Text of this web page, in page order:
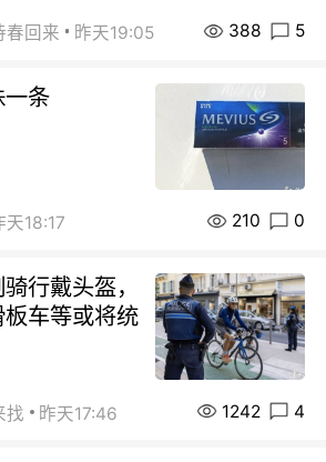
春回来 昨天19:05 388 5
一条
天18:17 210 0
行戴头盔，
车等或将统
找 昨天17:46 1242 4